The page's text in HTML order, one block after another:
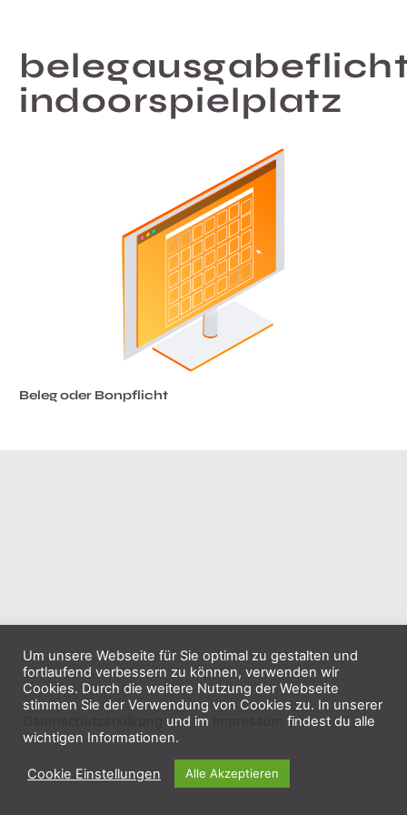
indoorspielplatz
Beleg oder Bonpflicht
Um unsere Webseite für Sie optimal zu gestalten und
fortlaufend verbessern zu können, verwenden wir
Cookies. Durch die weitere Nutzung der Webseite
stimmen Sie der Verwendung von Cookies zu. In unserer
und im
findest du alle
wichtigen Informationen.
Cookie Einstellungen Alle Akzeptieren